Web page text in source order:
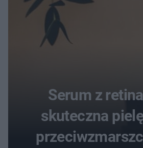
Serum z
skuteczna